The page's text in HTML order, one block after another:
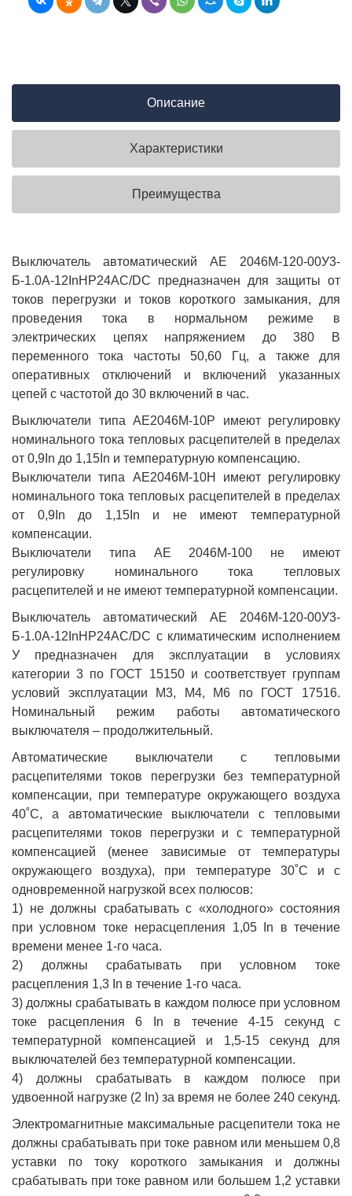
Описание
Характеристики
Преимущества
Выключатель автоматический АЕ 2046М-120-00У3-
Б-1.0А-12InНР24AC/DC предназначен для защиты от
токов перегрузки и токов короткого замыкания, для
проведения тока в нормальном режиме в
электрических цепях напряжением до 380 В
переменного тока частоты 50,60 Гц, а также для
оперативных отключений и включений указанных
цепей с частотой до 30 включений в час.
Выключатели типа АЕ2046М-10Р имеют регулировку
номинального тока тепловых расцепителей в пределах
от 0,9In до 1,15In и температурную компенсацию.
Выключатели типа АЕ2046М-10Н имеют регулировку
номинального тока тепловых расцепителей в пределах
от 0,9In до 1,15In и не имеют температурной
компенсации.
Выключатели типа АЕ 2046М-100 не имеют
регулировку номинального тока тепловых
расцепителей и не имеют температурной компенсации.
Выключатель автоматический АЕ 2046М-120-00У3-
Б-1.0А-12InНР24AC/DC с климатическим исполнением
У предназначен для эксплуатации в условиях
категории 3 по ГОСТ 15150 и соответствует группам
условий эксплуатации М3, М4, М6 по ГОСТ 17516.
Номинальный режим работы автоматического
выключателя – продолжительный.
Автоматические выключатели с тепловыми
расцепителями токов перегрузки без температурной
компенсации, при температуре окружающего воздуха
40˚С, а автоматические выключатели с тепловыми
расцепителями токов перегрузки и с температурной
компенсацией (менее зависимые от температуры
окружающего воздуха), при температуре 30˚С и с
одновременной нагрузкой всех полюсов:
1) не должны срабатывать с «холодного» состояния
при условном токе нерасцепления 1,05 In в течение
времени менее 1-го часа.
2) должны срабатывать при условном токе
расцепления 1,3 In в течение 1-го часа.
3) должны срабатывать в каждом полюсе при условном
токе расцепления 6 In в течение 4-15 секунд с
температурной компенсацией и 1,5-15 секунд для
выключателей без температурной компенсации.
4) должны срабатывать в каждом полюсе при
удвоенной нагрузке (2 In) за время не более 240 секунд.
Электромагнитные максимальные расцепители тока не
должны срабатывать при токе равном или меньшем 0,8
уставки по току короткого замыкания и должны
срабатывать при токе равном или большем 1,2 уставки